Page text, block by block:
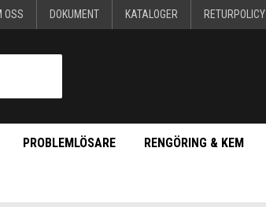
OSS DOKUMENT KATALOGER RETURPOLICY
PROBLEMLÖSARE RENGÖRING & KEM